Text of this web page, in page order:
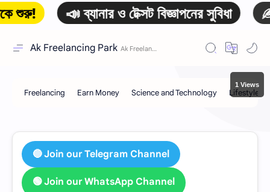
Ak Freelancing Park
📣 ব্যানার ও টেক্সট বিজ্ঞাপনের সুবিধা ✍️
🔵 Join our Telegram Channel
🟢 Join our WhatsApp Channel
1 Views